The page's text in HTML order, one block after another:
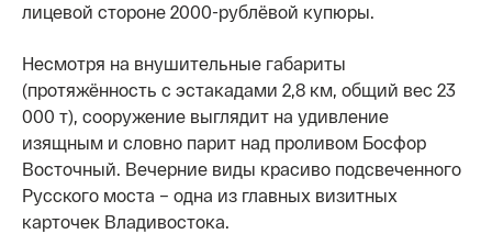
лицевой стороне 2000-рублёвой купюры.
Несмотря на внушительные габариты
(протяжённость с эстакадами 2,8 км, общий вес 23
000 т), сооружение выглядит на удивление
изящным и словно парит над проливом Босфор
Восточный. Вечерние виды красиво подсвеченного
Русского моста – одна из главных визитных
карточек Владивостока.